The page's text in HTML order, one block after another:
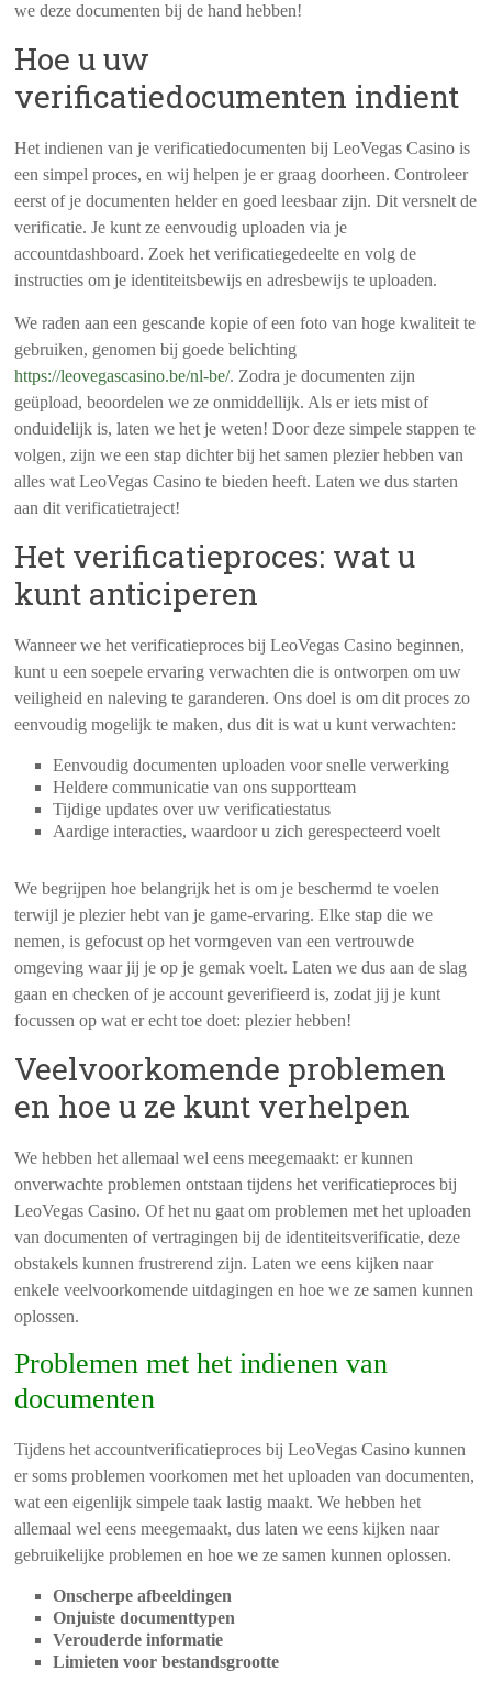
we deze documenten bij de hand hebben!
Hoe u uw
verificatiedocumenten indient
Het indienen van je verificatiedocumenten bij LeoVegas Casino is
een simpel proces, en wij helpen je er graag doorheen. Controleer
eerst of je documenten helder en goed leesbaar zijn. Dit versnelt de
verificatie. Je kunt ze eenvoudig uploaden via je
accountdashboard. Zoek het verificatiegedeelte en volg de
instructies om je identiteitsbewijs en adresbewijs te uploaden.
We raden aan een gescande kopie of een foto van hoge kwaliteit te
gebruiken, genomen bij goede belichting
https://leovegascasino.be/nl-be/. Zodra je documenten zijn
geüpload, beoordelen we ze onmiddellijk. Als er iets mist of
onduidelijk is, laten we het je weten! Door deze simpele stappen te
volgen, zijn we een stap dichter bij het samen plezier hebben van
alles wat LeoVegas Casino te bieden heeft. Laten we dus starten
aan dit verificatietraject!
Het verificatieproces: wat u
kunt anticiperen
Wanneer we het verificatieproces bij LeoVegas Casino beginnen,
kunt u een soepele ervaring verwachten die is ontworpen om uw
veiligheid en naleving te garanderen. Ons doel is om dit proces zo
eenvoudig mogelijk te maken, dus dit is wat u kunt verwachten:
Eenvoudig documenten uploaden voor snelle verwerking
Heldere communicatie van ons supportteam
Tijdige updates over uw verificatiestatus
Aardige interacties, waardoor u zich gerespecteerd voelt
We begrijpen hoe belangrijk het is om je beschermd te voelen
terwijl je plezier hebt van je game-ervaring. Elke stap die we
nemen, is gefocust op het vormgeven van een vertrouwde
omgeving waar jij je op je gemak voelt. Laten we dus aan de slag
gaan en checken of je account geverifieerd is, zodat jij je kunt
focussen op wat er echt toe doet: plezier hebben!
Veelvoorkomende problemen
en hoe u ze kunt verhelpen
We hebben het allemaal wel eens meegemaakt: er kunnen
onverwachte problemen ontstaan tijdens het verificatieproces bij
LeoVegas Casino. Of het nu gaat om problemen met het uploaden
van documenten of vertragingen bij de identiteitsverificatie, deze
obstakels kunnen frustrerend zijn. Laten we eens kijken naar
enkele veelvoorkomende uitdagingen en hoe we ze samen kunnen
oplossen.
Problemen met het indienen van
documenten
Tijdens het accountverificatieproces bij LeoVegas Casino kunnen
er soms problemen voorkomen met het uploaden van documenten,
wat een eigenlijk simpele taak lastig maakt. We hebben het
allemaal wel eens meegemaakt, dus laten we eens kijken naar
gebruikelijke problemen en hoe we ze samen kunnen oplossen.
Onscherpe afbeeldingen
Onjuiste documenttypen
Verouderde informatie
Limieten voor bestandsgrootte